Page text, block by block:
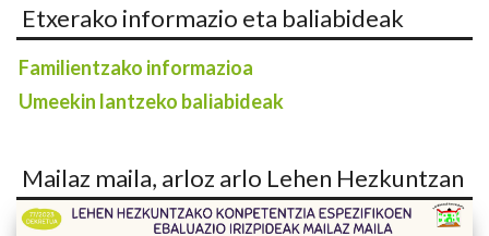
Etxerako informazio eta baliabideak
Familientzako informazioa
Umeekin lantzeko baliabideak
Mailaz maila, arloz arlo Lehen Hezkuntzan